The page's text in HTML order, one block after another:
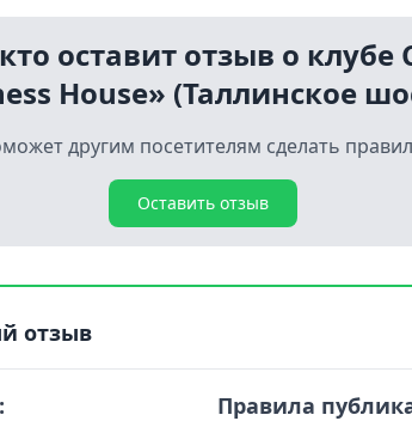
оставит отзыв о
House» (Таллинское
другим посетителям сделать
Оставить отзыв
отзыв
Правила